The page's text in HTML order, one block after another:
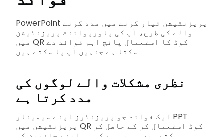
PowerPoint پریزنٹیشن تیار کرنے میں مدد کرنے
والے کی طرح، آپ کی پاورپوائنٹ پریزنٹیشن
میں QR کوڈ کا استعمال پانچ اہم فوائد دے
سکتا ہے جنہیں آپ پا سکتے ہیں
نظری مشکلات والے لوگوں کی
مدد کرتا ہے
ایک فوائد جو پریزنٹرز اپنے سیمینار PPT
پریزنٹیشن میں QR کوڈ استعمال کر کے حاصل کر